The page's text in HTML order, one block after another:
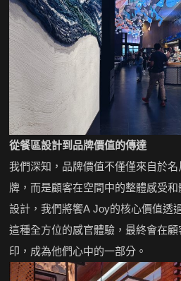
從餐區設計到品牌價值的傳達
我們深知，品牌價值不僅僅來自於
牌，而是顧客在空間中的整體感受
設計，我們將饗A Joy的核心價值透
這種全方位的感官體驗，最終會在
印，成為他們心中的一部分。